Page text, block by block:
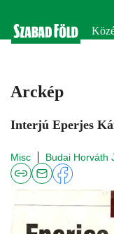
Arckép
Interjú Eperjes
Misc Budai Horváth